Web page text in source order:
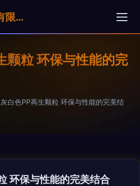
东莞市斯科塑化有限公司
颗粒 环保与性能的完
灰白色PP再生颗粒 环保与性能的完美结
环保与性能的完美结合